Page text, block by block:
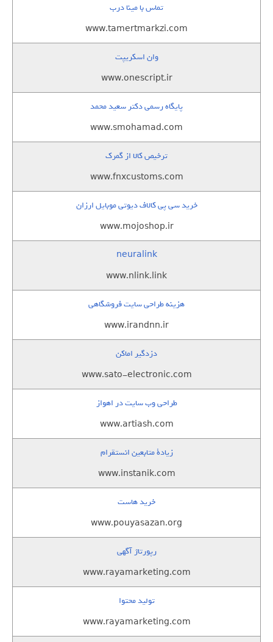
تماس با مینا درب
www.tamertmarkzi.com
وان اسکریپت
www.onescript.ir
پایگاه رسمی دکتر سعید محمد
www.smohamad.com
ترخیص کالا از گمرک
www.fnxcustoms.com
خرید سی پی کالاف دیوتی موبایل ارزان
www.mojoshop.ir
neuralink
www.nlink.link
هزینه طراحی سایت فروشگاهی
www.irandnn.ir
دزدگیر اماکن
www.sato-electronic.com
طراحی وب سایت در اهواز
www.artiash.com
زيادة متابعين انستقرام
www.instanik.com
خرید هاست
www.pouyasazan.org
رپورتاژ آگهی
www.rayamarketing.com
تولید محتوا
www.rayamarketing.com